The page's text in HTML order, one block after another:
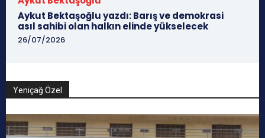
Aykut Bektaşoğlu yazdı: Barış ve demokrasi
asıl sahibi olan halkın elinde yükselecek
26/07/2026
Yeniçağ Özel